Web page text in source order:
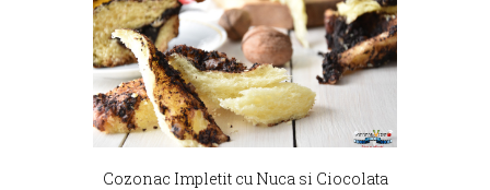
Cozonac Impletit cu Nuca si Ciocolata